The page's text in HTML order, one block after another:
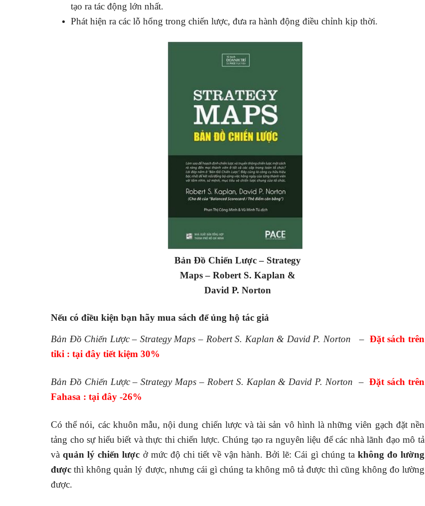
tạo ra tác động lớn nhất.
Phát hiện ra các lỗ hổng trong chiến lược, đưa ra hành động điều chỉnh kịp thời.
Bản Đồ Chiến Lược – Strategy
Maps – Robert S. Kaplan &
David P. Norton
Nếu có điều kiện bạn hãy mua sách để ủng hộ tác giả
Bản Đồ Chiến Lược – Strategy Maps – Robert S. Kaplan & David P. Norton – Đặt sách trên
tiki : tại đây tiết kiệm 30%
Bản Đồ Chiến Lược – Strategy Maps – Robert S. Kaplan & David P. Norton–Đặt sách trên
Fahasa : tại đây -26%
Có thể nói, các khuôn mẫu, nội dung chiến lược và tài sản vô hình là những viên gạch đặt nền
tảng cho sự hiểu biết và thực thi chiến lược. Chúng tạo ra nguyên liệu để các nhà lãnh đạo mô tả
vàquản lý chiến lược ở mức độ chi tiết về vận hành. Bởi lẽ: Cái gì chúng ta không đo lường
được thì không quản lý được, nhưng cái gì chúng ta không mô tả được thì cũng không đo lường
được.